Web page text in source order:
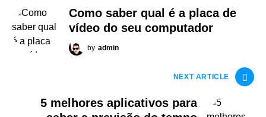
Como saber qual é a placa de
vídeo do seu computador
by admin
NEXT ARTICLE
5 melhores aplicativos para